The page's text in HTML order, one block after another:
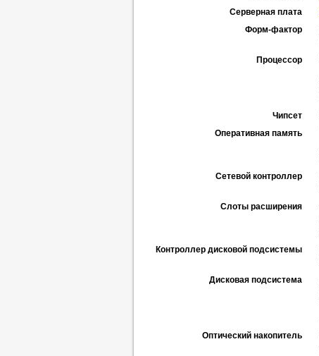
Серверная плата
Форм-фактор
Процессор
Чипсет
Оперативная память
Сетевой контроллер
Слоты расширения
Контроллер дисковой подсистемы
Дисковая подсистема
Оптический накопитель